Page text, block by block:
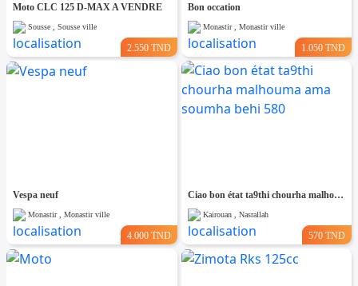
Moto CLC 125 D-MAX A VENDRE
Sousse , Sousse ville
2.550 TND
Bon occation
Monastir , Monastir ville
1.050 TND
Vespa neuf
Monastir , Monastir ville
4.000 TND
Ciao bon état ta9thi chourha malhouma ama soumha behi 580
Kairouan , Nasrallah
570 TND